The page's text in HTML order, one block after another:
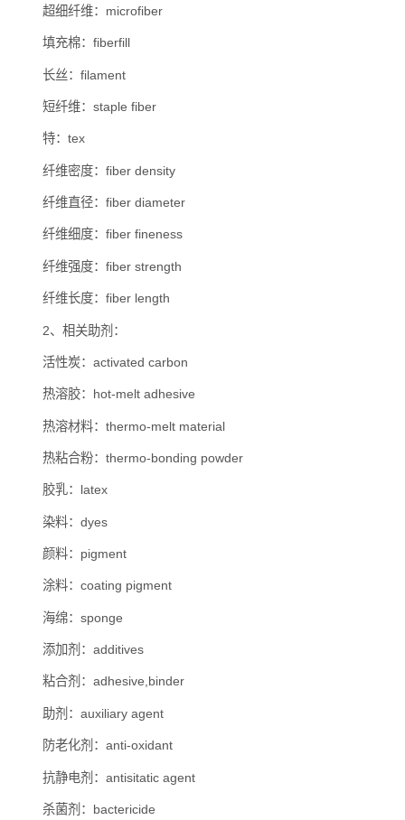
超细纤维：microfiber
填充棉：fiberfill
长丝：filament
短纤维：staple fiber
特：tex
纤维密度：fiber density
纤维直径：fiber diameter
纤维细度：fiber fineness
纤维强度：fiber strength
纤维长度：fiber length
2、相关助剂：
活性炭：activated carbon
热溶胶：hot-melt adhesive
热溶材料：thermo-melt material
热粘合粉：thermo-bonding powder
胶乳：latex
染料：dyes
颜料：pigment
涂料：coating pigment
海绵：sponge
添加剂：additives
粘合剂：adhesive,binder
助剂：auxiliary agent
防老化剂：anti-oxidant
抗静电剂：antisitatic agent
杀菌剂：bactericide